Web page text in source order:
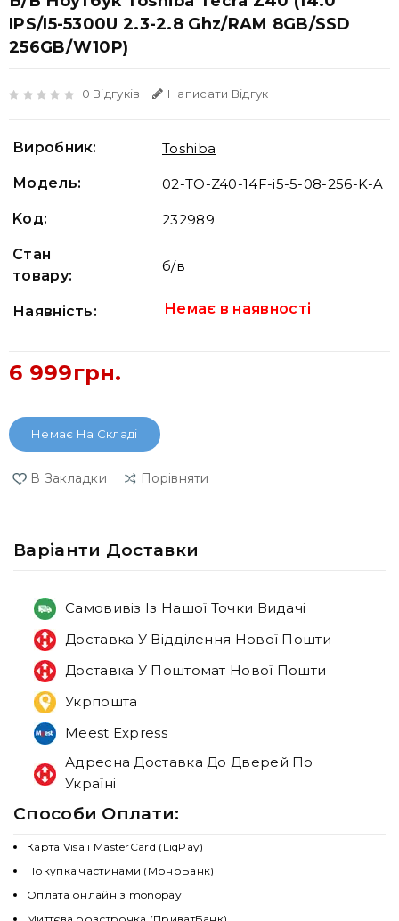
IPS/i5-5300U 2.3-2.8 Ghz/RAM 8GB/SSD
256GB/W10P)
0 Відгуків Написати Відгук
Виробник: Toshiba
Модель: 02-TO-Z40-14F-i5-5-08-256-K-A
Koд: 232989
Стан
товару:
б/в
Наявність: Немає в наявності
6 999грн.
Немає На Складі
В Закладки Порівняти
Варiанти Доставки
Самовивіз Із Нашої Точки Видачі
Доставка У Відділення Нової Пошти
Доставка У Поштомат Нової Пошти
Укрпошта
Meest Express
Адресна Доставка До Дверей По
Україні
Способи Оплати:
Карта Visa і MasterCard (LiqPay)
Покупка частинами (МоноБанк)
Оплата онлайн з monopay